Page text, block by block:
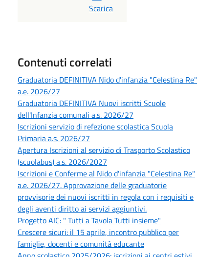
PDF
Scarica
Contenuti correlati
Graduatoria DEFINITIVA Nido d'infanzia "Celestina Re"
a.e. 2026/27
Graduatoria DEFINITIVA Nuovi iscritti Scuole
dell'Infanzia comunali a.s. 2026/27
Iscrizioni servizio di refezione scolastica Scuola
Primaria a.s. 2026/27
Apertura Iscrizioni al servizio di Trasporto Scolastico
(scuolabus) a.s. 2026/2027
Iscrizioni e Conferme al Nido d'infanzia "Celestina Re"
a.e. 2026/27. Approvazione delle graduatorie
provvisorie dei nuovi iscritti in regola con i requisiti e
degli aventi diritto ai servizi aggiuntivi.
Progetto AIC: " Tutti a Tavola Tutti insieme"
Crescere sicuri: il 15 aprile, incontro pubblico per
famiglie, docenti e comunità educante